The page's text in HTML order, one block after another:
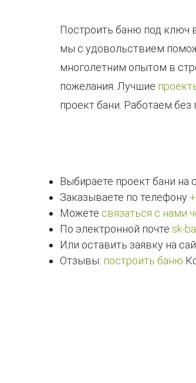
Построить баню под ключ
мы с удовольствием
многолетним опытом в
пожелания. Лучшие
проект бани. Работаем
Выбираете проект бани на
Заказываете по телефону
Можете связаться с нами
По электронной почте sk-
Или оставить заявку на
Отзывы: построить баню